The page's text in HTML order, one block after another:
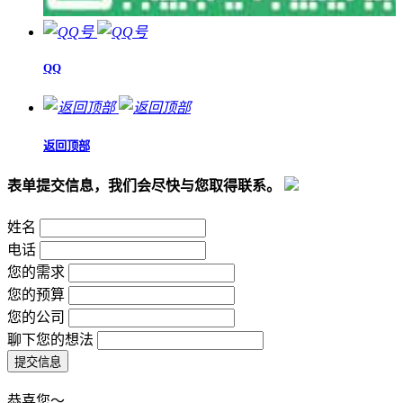
QQ
返回顶部
表单提交信息，我们会尽快与您取得联系。
姓名
电话
您的需求
您的预算
您的公司
聊下您的想法